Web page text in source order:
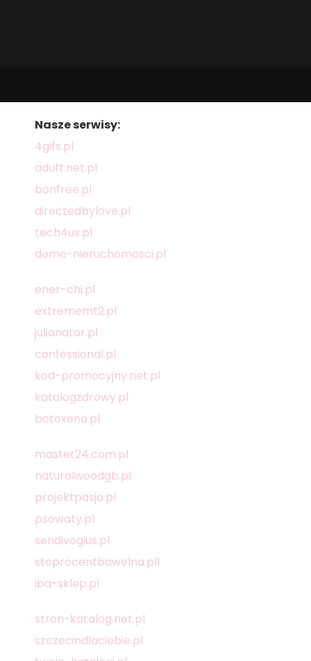
Nasze serwisy:
4gifs.pl
aduft.net.pl
bonfree.pl
directedbylove.pl
tech4us.pl
domo-nieruchomosci.pl
ener-chi.pl
extrememt2.pl
julianator.pl
confessional.pl
kod-promocyjny.net.pl
katalogzdrowy.pl
botoxena.pl
master24.com.pl
naturalwoodgb.pl
projektpasja.pl
psowaty.pl
sendivogius.pl
stoprocentbawelna.pll
iba-sklep.pl
stron-katalog.net.pl
szczecindlaciebie.pl